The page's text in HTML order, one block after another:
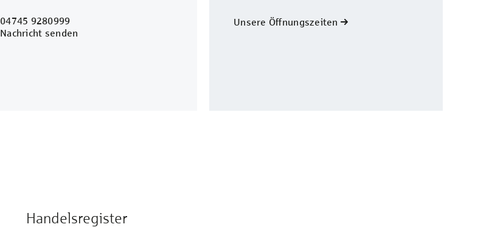
04745 9280999
Nachricht senden
Unsere Öffnungszeiten
Handelsregister